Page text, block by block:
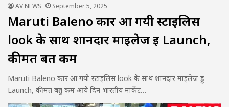
AV NEWS September 5, 2025
Maruti Baleno कार आ गयी स्टाइलिस
look के साथ शानदार माइलेज हुइ Launch,
कीमत बहुत कम
Maruti Baleno कार आ गयी स्टाइलिस look के साथ शानदार माइलेज हुइ
Launch, कीमत बहुत कम आये दिन भारतीय मार्केट…